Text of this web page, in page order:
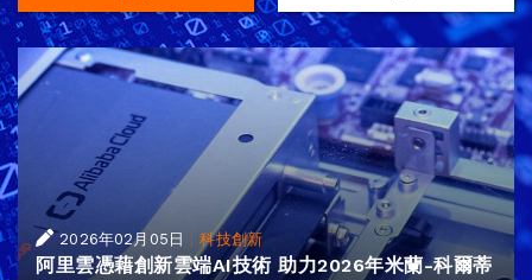
2026年02月05日 |科技創新
阿里雲憑藉創新雲端AI技術 助力2026年米蘭-科爾蒂